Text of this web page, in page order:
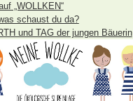
„WOLLKEN“
schaust du da?
und TAG der jungen Bäuerin